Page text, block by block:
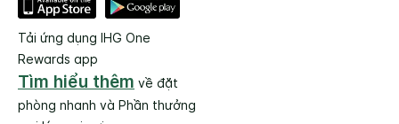
Tải ứng dụng IHG One
Rewards app
Tìm hiểu thêm về đặt
phòng nhanh và Phần thưởng